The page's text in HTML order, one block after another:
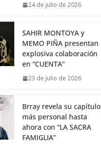
24 de julio de 2026
SAHIR MONTOYA y
MEMO PIÑA presentan
explosiva colaboración
en “CUENTA”
23 de julio de 2026
Brray revela su capítulo
más personal hasta
ahora con “LA SACRA
FAMIGLIA”